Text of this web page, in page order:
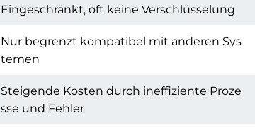
Eingeschränkt, oft keine Verschlüsselung
Nur begrenzt kompatibel mit anderen Sys
temen
Steigende Kosten durch ineffiziente Proze
sse und Fehler